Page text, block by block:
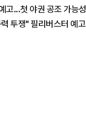
고...첫 야권 공조 가능성
투쟁" 필리버스터 예고